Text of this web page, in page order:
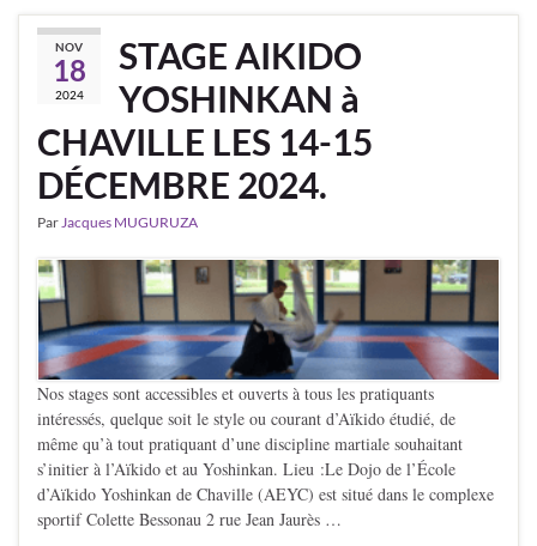
NOV
18
2024
STAGE AIKIDO
YOSHINKAN à
CHAVILLE LES 14-15
DÉCEMBRE 2024.
ParJacques MUGURUZA
Nos stages sont accessibles et ouverts à tous les pratiquants
intéressés, quelque soit le style ou courant d’Aïkido étudié, de
même qu’à tout pratiquant d’une discipline martiale souhaitant
s’initier à l’Aïkido et au Yoshinkan. Lieu :Le Dojo de l’École
d’Aïkido Yoshinkan de Chaville (AEYC) est situé dans le complexe
sportif Colette Bessonau 2 rue Jean Jaurès …